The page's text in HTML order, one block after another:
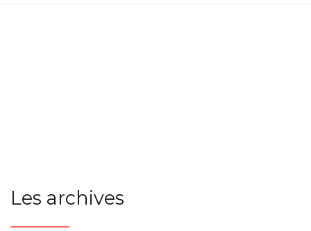
Les archives